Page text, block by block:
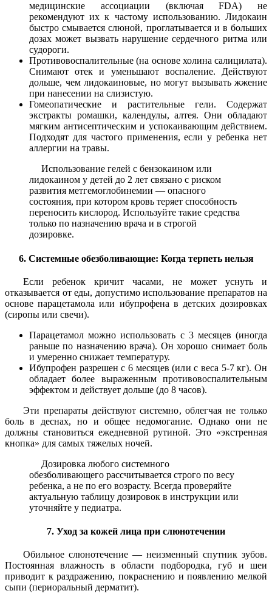
медицинские ассоциации (включая FDA) не
рекомендуют их к частому использованию. Лидокаин
быстро смывается слюной, проглатывается и в больших
дозах может вызвать нарушение сердечного ритма или
судороги.
Противовоспалительные (на основе холина салицилата).
Снимают отек и уменьшают воспаление. Действуют
дольше, чем лидокаиновые, но могут вызывать жжение
при нанесении на слизистую.
Гомеопатические и растительные гели. Содержат
экстракты ромашки, календулы, алтея. Они обладают
мягким антисептическим и успокаивающим действием.
Подходят для частого применения, если у ребенка нет
аллергии на травы.
Использование гелей с бензокаином или
лидокаином у детей до 2 лет связано с риском
развития метгемоглобинемии — опасного
состояния, при котором кровь теряет способность
переносить кислород. Используйте такие средства
только по назначению врача и в строгой
дозировке.
6. Системные обезболивающие: Когда терпеть нельзя
Если ребенок кричит часами, не может уснуть и
отказывается от еды, допустимо использование препаратов на
основе парацетамола или ибупрофена в детских дозировках
(сиропы или свечи).
Парацетамол можно использовать с 3 месяцев (иногда
раньше по назначению врача). Он хорошо снимает боль
и умеренно снижает температуру.
Ибупрофен разрешен с 6 месяцев (или с веса 5-7 кг). Он
обладает более выраженным противовоспалительным
эффектом и действует дольше (до 8 часов).
Эти препараты действуют системно, облегчая не только
боль в деснах, но и общее недомогание. Однако они не
должны становиться ежедневной рутиной. Это «экстренная
кнопка» для самых тяжелых ночей.
Дозировка любого системного
обезболивающего рассчитывается строго по весу
ребенка, а не по его возрасту. Всегда проверяйте
актуальную таблицу дозировок в инструкции или
уточняйте у педиатра.
7. Уход за кожей лица при слюнотечении
Обильное слюнотечение — неизменный спутник зубов.
Постоянная влажность в области подбородка, губ и шеи
приводит к раздражению, покраснению и появлению мелкой
сыпи (периоральный дерматит).